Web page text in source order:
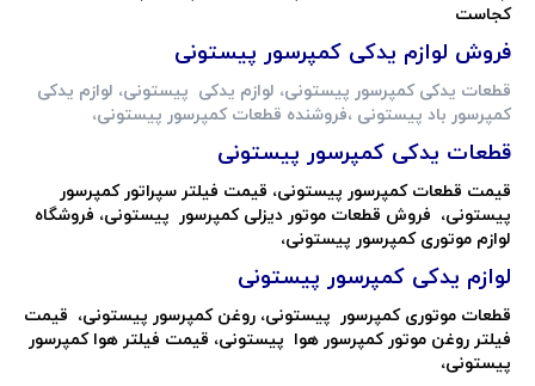
کجاست
فروش لوازم یدکی کمپرسور پیستونی
قطعات یدکی کمپرسور پیستونی، لوازم یدکی پیستونی، لوازم یدکی
کمپرسور باد پیستونی ،فروشنده قطعات کمپرسور پیستونی،
قطعات یدکی کمپرسور پیستونی
قیمت قطعات کمپرسور پیستونی، قیمت فیلتر سپراتور کمپرسور
پیستونی، فروش قطعات موتور دیزلی کمپرسور پیستونی، فروشگاه
لوازم موتوری کمپرسور پیستونی،
لوازم یدکی کمپرسور پیستونی
قطعات موتوری کمپرسور پیستونی، روغن کمپرسور پیستونی، قیمت
فیلتر روغن موتور کمپرسور هوا پیستونی، قیمت فیلتر هوا کمپرسور
پیستونی،